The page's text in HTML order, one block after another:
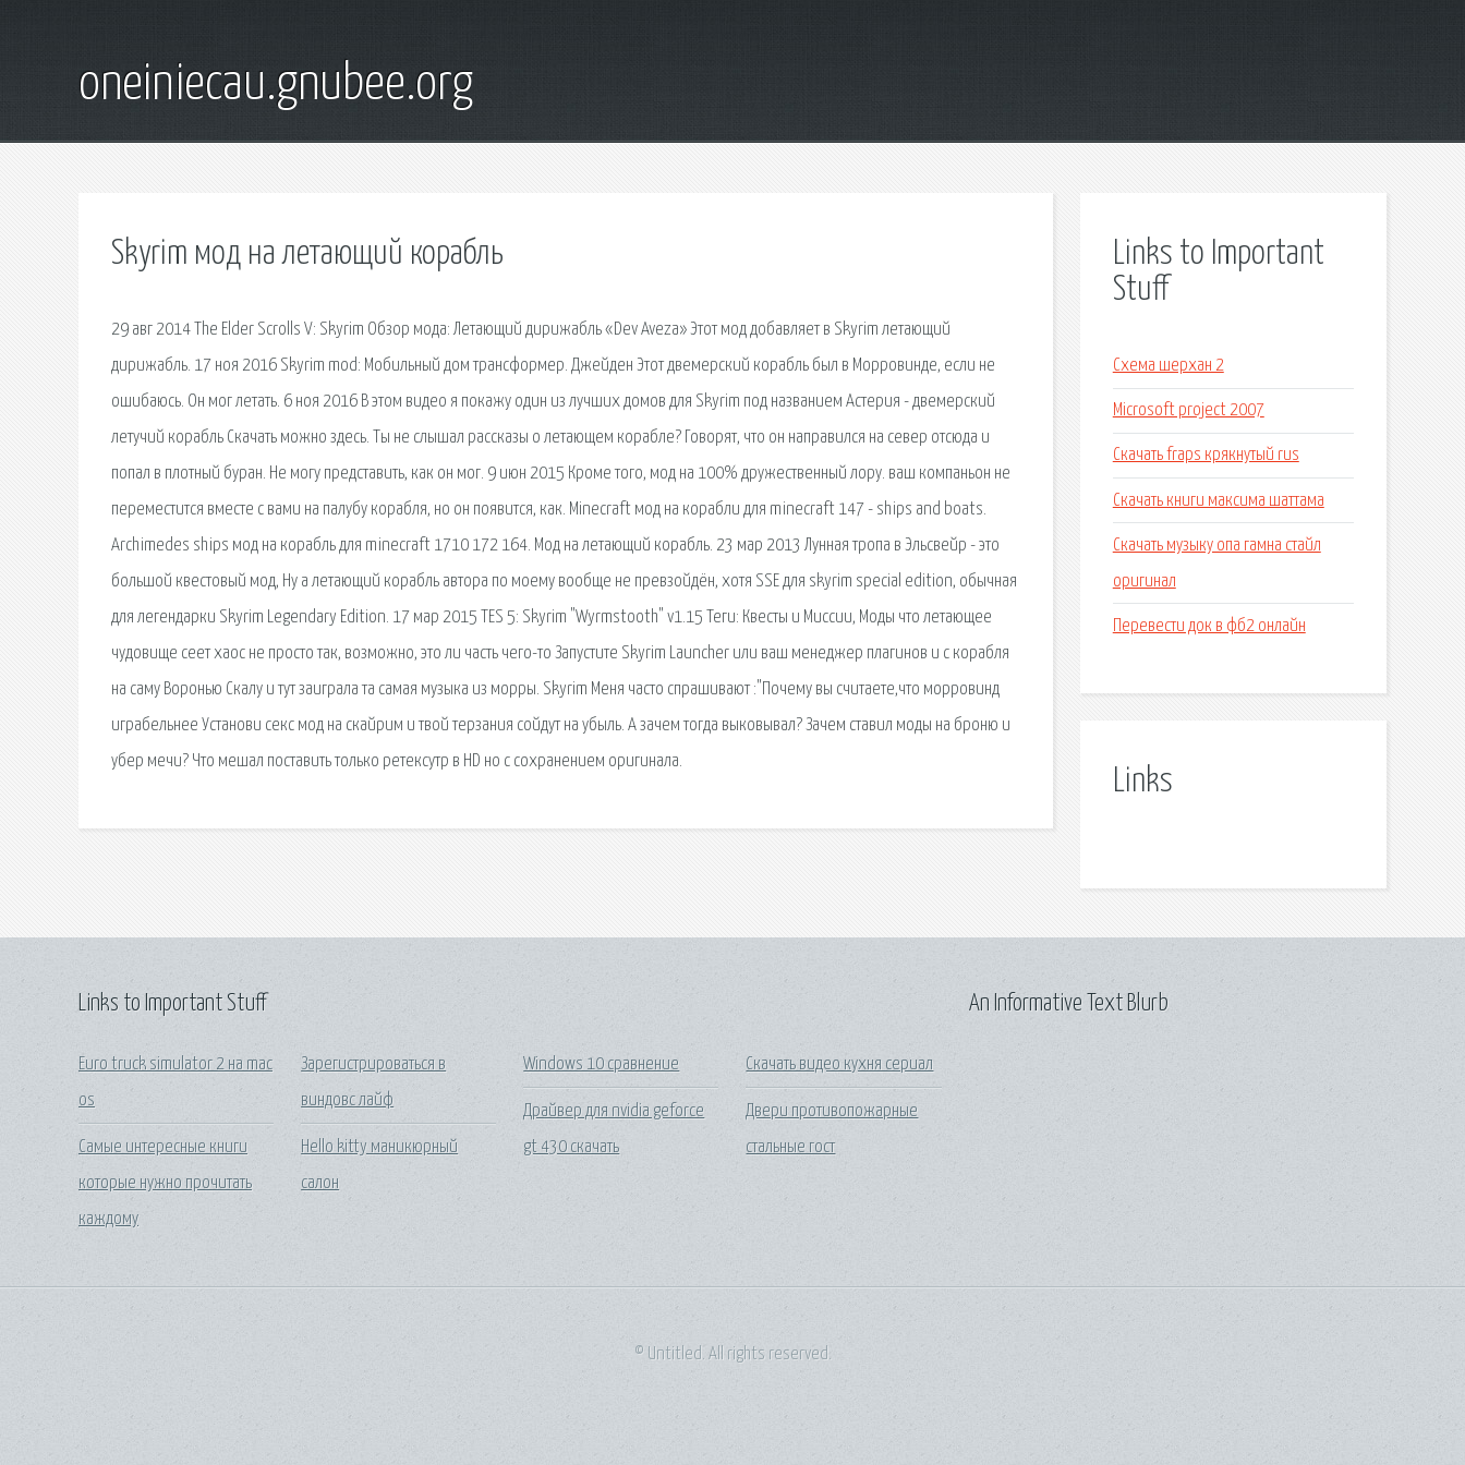
oneiniecau.gnubee.org
Skyrim мод на летающий корабль
29 авг 2014 The Elder Scrolls V: Skyrim Обзор мода: Летающий дирижабль «Dev Aveza» Этот мод добавляет в Skyrim летающий
дирижабль. 17 ноя 2016 Skyrim mod: Мобильный дом трансформер. Джейден Этот двемерский корабль был в Морровинде, если не
ошибаюсь. Он мог летать. 6 ноя 2016 В этом видео я покажу один из лучших домов для Skyrim под названием Астерия - двемерский
летучий корабль Скачать можно здесь. Ты не слышал рассказы о летающем корабле? Говорят, что он направился на север отсюда и
попал в плотный буран. Не могу представить, как он мог. 9 июн 2015 Кроме того, мод на 100% дружественный лору. ваш компаньон не
переместится вместе с вами на палубу корабля, но он появится, как. Minecraft мод на корабли для minecraft 147 - ships and boats.
Archimedes ships мод на корабль для minecraft 1710 172 164. Мод на летающий корабль. 23 мар 2013 Лунная тропа в Эльсвейр - это
большой квестовый мод, Ну а летающий корабль автора по моему вообще не превзойдён, хотя SSE для skyrim special edition, обычная
для легендарки Skyrim Legendary Edition. 17 мар 2015 TES 5: Skyrim "Wyrmstooth" v1.15 Теги: Квесты и Миссии, Моды что летающее
чудовище сеет хаос не просто так, возможно, это ли часть чего-то Запустите Skyrim Launcher или ваш менеджер плагинов и с корабля
на саму Воронью Скалу и тут заиграла та самая музыка из морры. Skyrim Меня часто спрашивают :"Почему вы считаете,что морровинд
играбельнее Установи секс мод на скайрим и твой терзания сойдут на убыль. А зачем тогда выковывал? Зачем ставил моды на броню и
убер мечи? Что мешал поставить только ретексутр в HD но с сохранением оригинала.
Links to Important
Stuff
Схема шерхан 2
Microsoft project 2007
Скачать fraps крякнутый rus
Скачать книги максима шаттама
Скачать музыку опа гамна стайл
оригинал
Перевести док в фб2 онлайн
Links
Links to Important Stuff
Euro truck simulator 2 на mac
os
Самые интересные книги
которые нужно прочитать
каждому
Зарегистрироваться в
виндовс лайф
Hello kitty маникюрный
салон
Windows 10 сравнение
Драйвер для nvidia geforce
gt 430 скачать
Скачать видео кухня сериал
Двери противопожарные
стальные гост
An Informative Text Blurb
© Untitled. All rights reserved.